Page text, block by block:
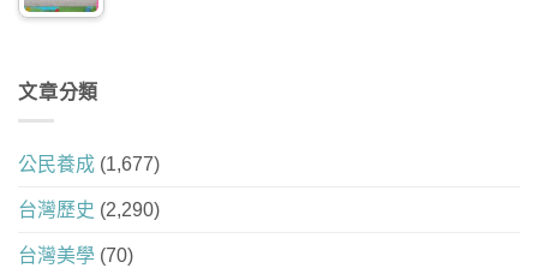
文章分類
公民養成 (1,677)
台灣歷史 (2,290)
台灣美學 (70)